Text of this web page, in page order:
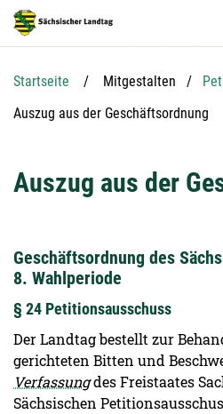
Hauptnavigation
Hauptinhalt
Service
Startseite Mitgestalten
Aktuelle Seite:
Auszug aus der Geschäftsordnung
Auszug aus der
Geschäftsordnung des
8. Wahlperiode
§ 24 Petitionsausschuss
Der Landtag bestellt zur
gerichteten Bitten und
Verfassungdes Freistaates
Sächsischen